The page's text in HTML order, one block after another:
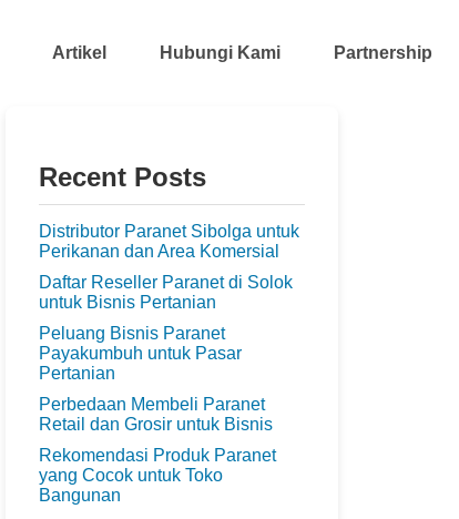
Artikel Hubungi Kami Partnership
Recent Posts
Distributor Paranet Sibolga untuk
Perikanan dan Area Komersial
Daftar Reseller Paranet di Solok
untuk Bisnis Pertanian
Peluang Bisnis Paranet
Payakumbuh untuk Pasar
Pertanian
Perbedaan Membeli Paranet
Retail dan Grosir untuk Bisnis
Rekomendasi Produk Paranet
yang Cocok untuk Toko
Bangunan